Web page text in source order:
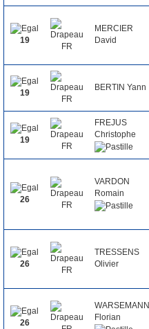
19
MERCIER
David
19
BERTIN Yann
19
FREJUS
Christophe
26
VARDON
Romain
26
TRESSENS
Olivier
26
WARSEMANN
Florian